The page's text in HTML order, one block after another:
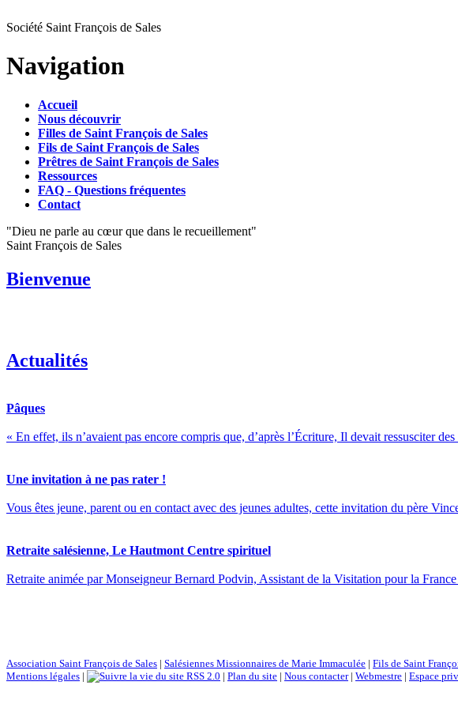
Société Saint François de Sales
Navigation
Accueil
Nous découvrir
Filles de Saint François de Sales
Fils de Saint François de Sales
Prêtres de Saint François de Sales
Ressources
FAQ - Questions fréquentes
Contact
"Dieu ne parle au cœur que dans le recueillement"
Saint François de Sales
Bienvenue
Actualités
Pâques
« En effet, ils n’avaient pas encore compris que, d’après l’Écriture, Il devait ressusciter
Une invitation à ne pas rater !
Vous êtes jeune, parent ou en contact avec des jeunes adultes, cette invitation du père
Retraite salésienne, Le Hautmont Centre spirituel
Retraite animée par Monseigneur Bernard Podvin, Assistant de la Visitation pour la
Association Saint François de Sales | Salésiennes Missionnaires de Marie Immaculée | Fils de Saint
Mentions légales | RSS 2.0 | Plan du site | Nous contacter| Webmestre | Espace